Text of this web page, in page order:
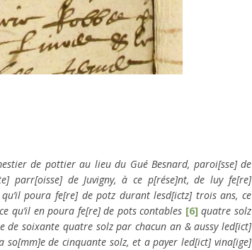
de pottier au lieu du Gué Besnard, paroi[sse] de
parr[oisse] de Juvigny, à ce p[rése]nt, de luy fe[re]
poura fe[re] de potz durant lesd[ictz] trois ans, ce
qu’il en poura fe[re] de pots contables [6] quatre solz
soixante quatre solz par chacun an & aussy led[ict]
so[mm]e de cinquante solz, et a payer led[ict] vina[ige]